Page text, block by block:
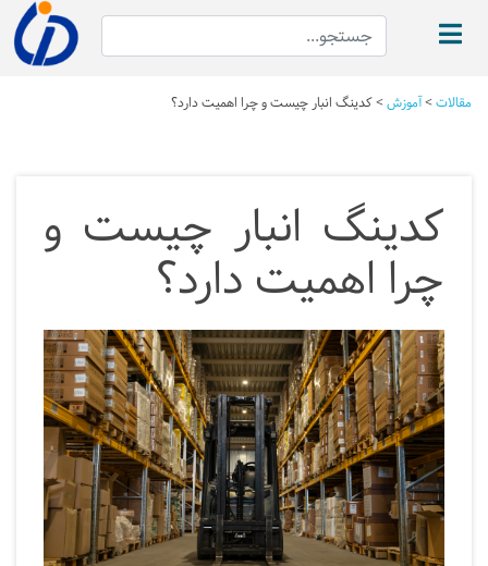
مقالات>آموزش>کدینگ انبار چیست و چرا اهمیت دارد؟
کدینگ انبار چیست و
چرا اهمیت دارد؟